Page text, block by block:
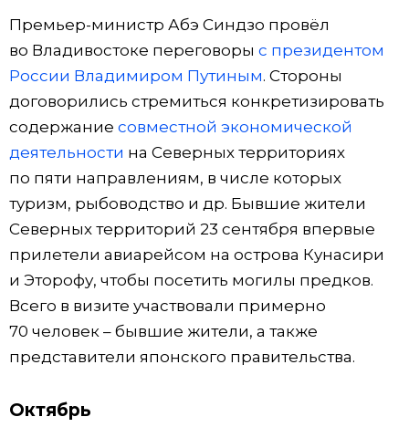
Премьер-министр Абэ Синдзо провёл
во Владивостоке переговоры с президентом
России Владимиром Путиным. Стороны
договорились стремиться конкретизировать
содержание совместной экономической
деятельности на Северных территориях
по пяти направлениям, в числе которых
туризм, рыбоводство и др. Бывшие жители
Северных территорий 23 сентября впервые
прилетели авиарейсом на острова Кунасири
и Эторофу, чтобы посетить могилы предков.
Всего в визите участвовали примерно
70 человек – бывшие жители, а также
представители японского правительства.
Октябрь